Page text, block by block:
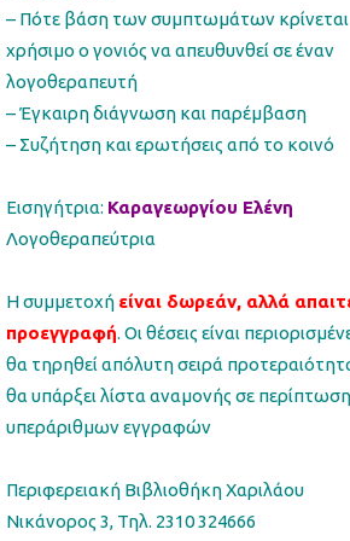
– Πότε βάση των συμπτωμάτων κρίνεται
χρήσιμο ο γονιός να απευθυνθεί σε έναν
λογοθεραπευτή
– Έγκαιρη διάγνωση και παρέμβαση
– Συζήτηση και ερωτήσεις από το κοινό
Εισηγήτρια: Καραγεωργίου Ελένη
Λογοθεραπεύτρια
Η συμμετοχή είναι δωρεάν, αλλά
προεγγραφή. Οι θέσεις είναι
θα τηρηθεί απόλυτη σειρά
θα υπάρξει λίστα αναμονής σε περίπτωση
υπεράριθμων εγγραφών
Περιφερειακή Βιβλιοθήκη Χαριλάου
Νικάνορος 3, Τηλ. 2310 324666